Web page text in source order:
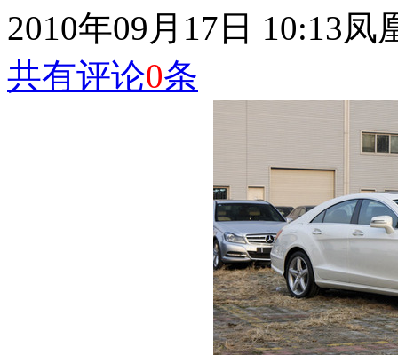
2010年09月17日 10:13凤
共有评论0条